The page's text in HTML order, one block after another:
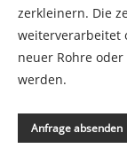
zerkleinern. Die
weiterverarbeitet
neuer Rohre
werden.
Anfrage absenden